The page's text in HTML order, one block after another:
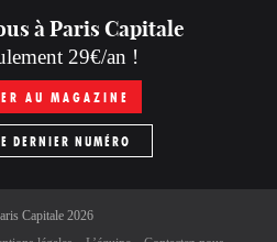
à Paris Capitale
29€/an !
AU MAGAZINE
DERNIER NUMÉRO
Capitale2026